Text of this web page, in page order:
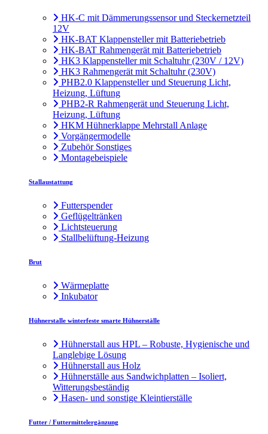
HK-C mit Dämmerungssensor und Steckernetzteil
12V
HK-BAT Klappensteller mit Batteriebetrieb
HK-BAT Rahmengerät mit Batteriebetrieb
HK3 Klappensteller mit Schaltuhr (230V / 12V)
HK3 Rahmengerät mit Schaltuhr (230V)
PHB2.0 Klappensteller und Steuerung Licht,
Heizung, Lüftung
PHB2-R Rahmengerät und Steuerung Licht,
Heizung, Lüftung
HKM Hühnerklappe Mehrstall Anlage
Vorgängermodelle
Zubehör Sonstiges
Montagebeispiele
Stallaustattung
Futterspender
Geflügeltränken
Lichtsteuerung
Stallbelüftung-Heizung
Brut
Wärmeplatte
Inkubator
Hühnerstalle winterfeste smarte Hühnerställe
Hühnerstall aus HPL – Robuste, Hygienische und
Langlebige Lösung
Hühnerstall aus Holz
Hühnerställe aus Sandwichplatten – Isoliert,
Witterungsbeständig
Hasen- und sonstige Kleintierställe
Futter / Futtermittelergänzung